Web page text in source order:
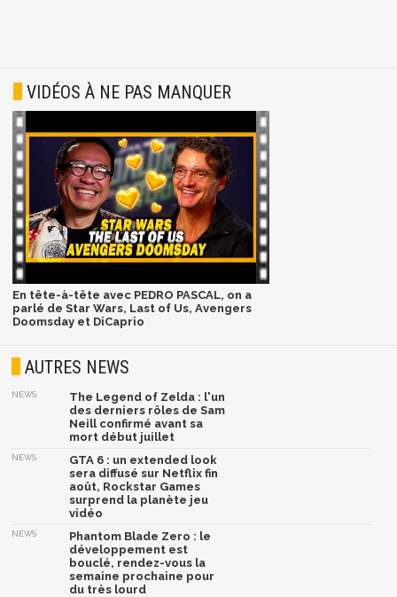
VIDÉOS À NE PAS MANQUER
En tête-à-tête avec PEDRO PASCAL, on a
parlé de Star Wars, Last of Us, Avengers
Doomsday et DiCaprio
AUTRES NEWS
NEWS
The Legend of Zelda : l'un
des derniers rôles de Sam
Neill confirmé avant sa
mort début juillet
NEWS
GTA 6 : un extended look
sera diffusé sur Netflix fin
août, Rockstar Games
surprend la planète jeu
vidéo
NEWS
Phantom Blade Zero : le
développement est
bouclé, rendez-vous la
semaine prochaine pour
du très lourd